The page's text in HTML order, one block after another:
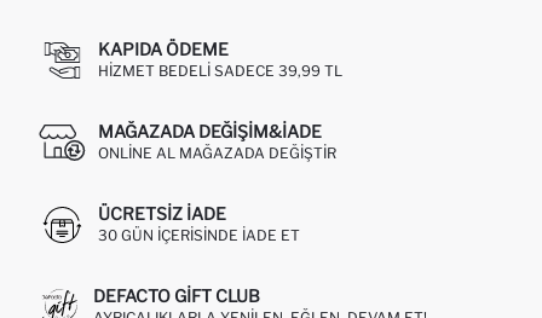
KAPIDA ÖDEME
HIZMET BEDELI SADECE 39,99 TL
MAĞAZADA DEĞIŞIM&İADE
ONLINE AL MAĞAZADA DEĞIŞTIR
ÜCRETSIZ IADE
30 GÜN IÇERISINDE IADE ET
DEFACTO GIFT CLUB